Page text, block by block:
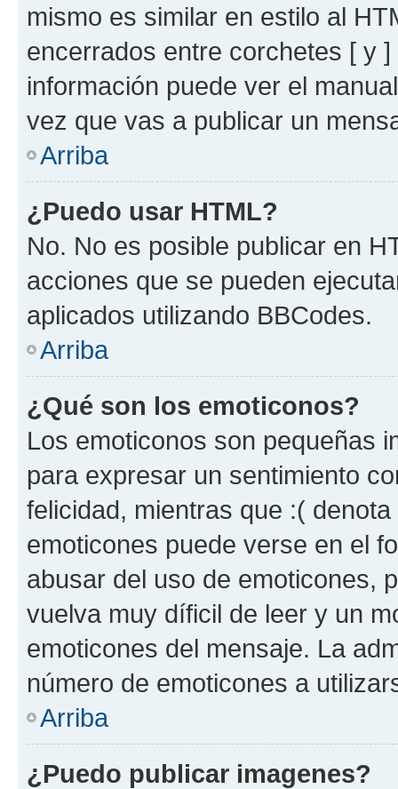
mismo es similar en estilo al
encerrados entre corchetes [ y
información puede ver el
vez que vas a publicar un
Arriba
¿Puedo usar HTML?
No. No es posible publicar en
acciones que se pueden
aplicados utilizando BBCodes.
Arriba
¿Qué son los emoticonos?
Los emoticonos son pequeñas
para expresar un sentimiento
felicidad, mientras que :(
emoticones puede verse en el
abusar del uso de emoticones,
vuelva muy díficil de leer y un
emoticones del mensaje. La
número de emoticones a
Arriba
¿Puedo publicar imagenes?